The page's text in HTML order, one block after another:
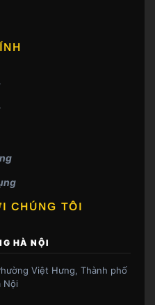
CHÚNG TÔI
HÀ NỘI
Việt Hưng, Thành phố
Nội